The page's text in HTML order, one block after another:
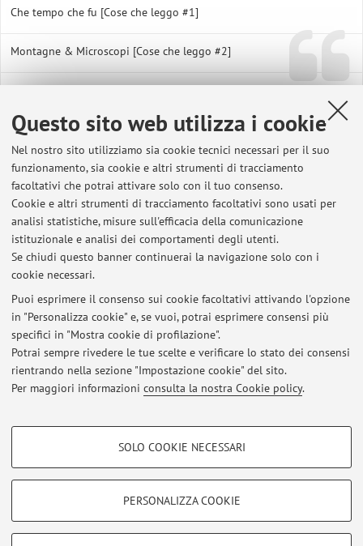
Questo sito web utilizza i cookie
Nel nostro sito utilizziamo sia cookie tecnici necessari per il suo
funzionamento, sia cookie e altri strumenti di tracciamento
facoltativi che potrai attivare solo con il tuo consenso.
Cookie e altri strumenti di tracciamento facoltativi sono usati per
analisi statistiche, misure sull'efficacia della comunicazione
istituzionale e analisi dei comportamenti degli utenti.
Se chiudi questo banner continuerai la navigazione solo con i
cookie necessari.
Puoi esprimere il consenso sui cookie facoltativi attivando l'opzione
in "Personalizza cookie" e, se vuoi, potrai esprimere consensi più
specifici in "Mostra cookie di profilazione".
Potrai sempre rivedere le tue scelte e verificare lo stato dei consensi
rientrando nella sezione "Impostazione cookie" del sito.
Per maggiori informazioni consulta la nostra Cookie policy.
COOKIE DI PROFILAZIONE - FACOLTATIVI
SOLO COOKIE NECESSARI
PERSONALIZZA COOKIE
Che tempo che fu [Cose che leggo #1]
Montagne & Microscopi [Cose che leggo #2]
Gelogia & Medicina [Cose che leggo #3]
Diamanti [Cose che leggo #4]
CV [Cose che leggo #5]
Zirconi [Cose che leggo #6]
Metalli critici [Cose che leggo #7]
Cent'anni dopo, Alfred Wegener
Metamorphose II
Area riservata
Accedi tramiteloginper gestire tutti i contenuti del sito.